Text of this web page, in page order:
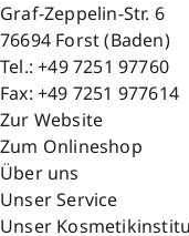
Graf-Zeppelin-Str. 6
76694 Forst (Baden)
Tel.:+49 7251 97760
Fax: +49 7251 977614
Zur Website
Zum Onlineshop
Über uns
Unser Service
Unser